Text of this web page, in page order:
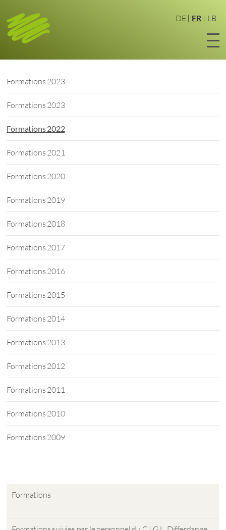
DE FR LB
Formations 2023
Formations 2023
Formations 2022
Formations 2021
Formations 2020
Formations 2019
Formations 2018
Formations 2017
Formations 2016
Formations 2015
Formations 2014
Formations 2013
Formations 2012
Formations 2011
Formations 2010
Formations 2009
Formations